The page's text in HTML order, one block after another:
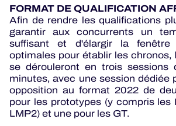
FORMAT DE QUALIFICATION
Afin de rendre les qualifications
garantir aux concurrents un
suffisant et d'élargir la fenêtre
optimales pour établir les chronos,
se dérouleront en trois sessions
minutes, avec une session dédiée
opposition au format 2022 de
pour les prototypes (y compris les
LMP2) et une pour les GT.